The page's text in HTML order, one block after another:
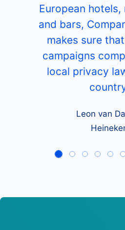
European
and bars,
makes sure
campaigns
local privacy
Leon van